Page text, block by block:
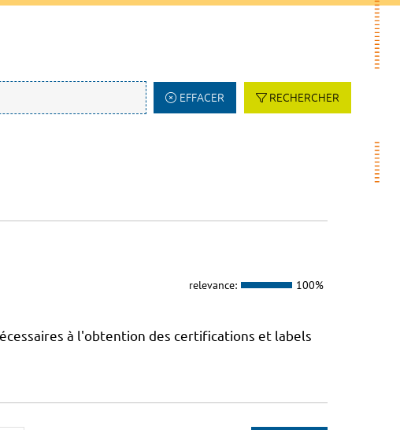
EFFACER RECHERCHER
relevance: 100%
à l'obtention des certifications et labels